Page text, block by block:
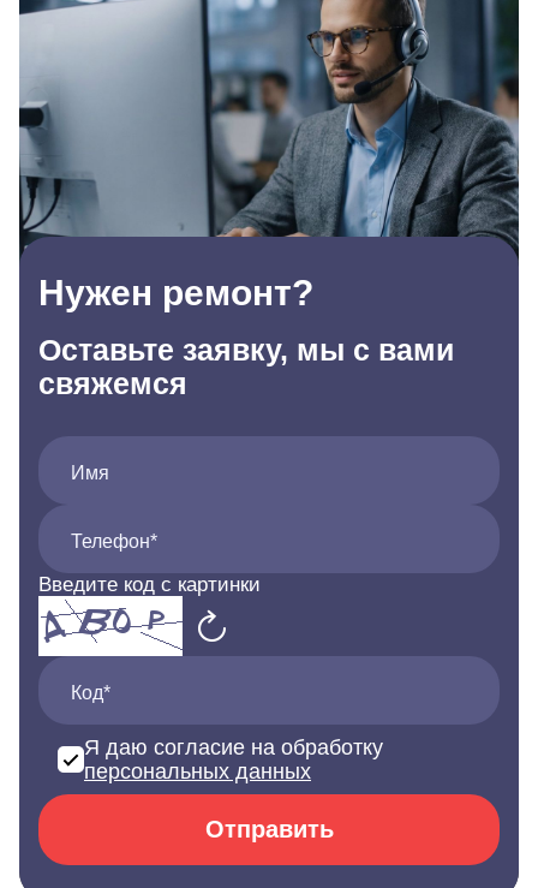
Нужен ремонт?
Оставьте заявку, мы с вами
свяжемся
Имя
Телефон*
Введите код с картинки
Код*
Я даю согласие на обработку
персональных данных
Отправить